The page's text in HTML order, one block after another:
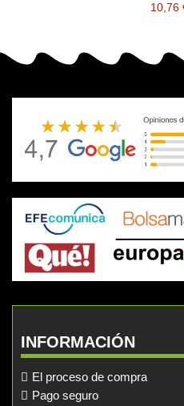
10,76
INFORMACIÓN
El proceso de compra
Pago seguro